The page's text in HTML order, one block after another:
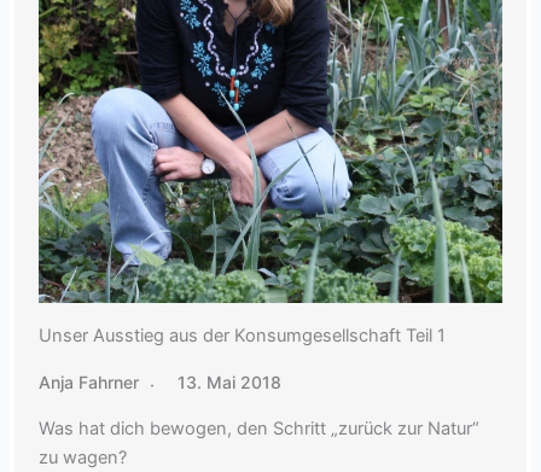
Unser Ausstieg aus der Konsumgesellschaft Teil 1
Anja Fahrner 13. Mai 2018
Was hat dich bewogen, den Schritt „zurück zur Natur“
zu wagen?